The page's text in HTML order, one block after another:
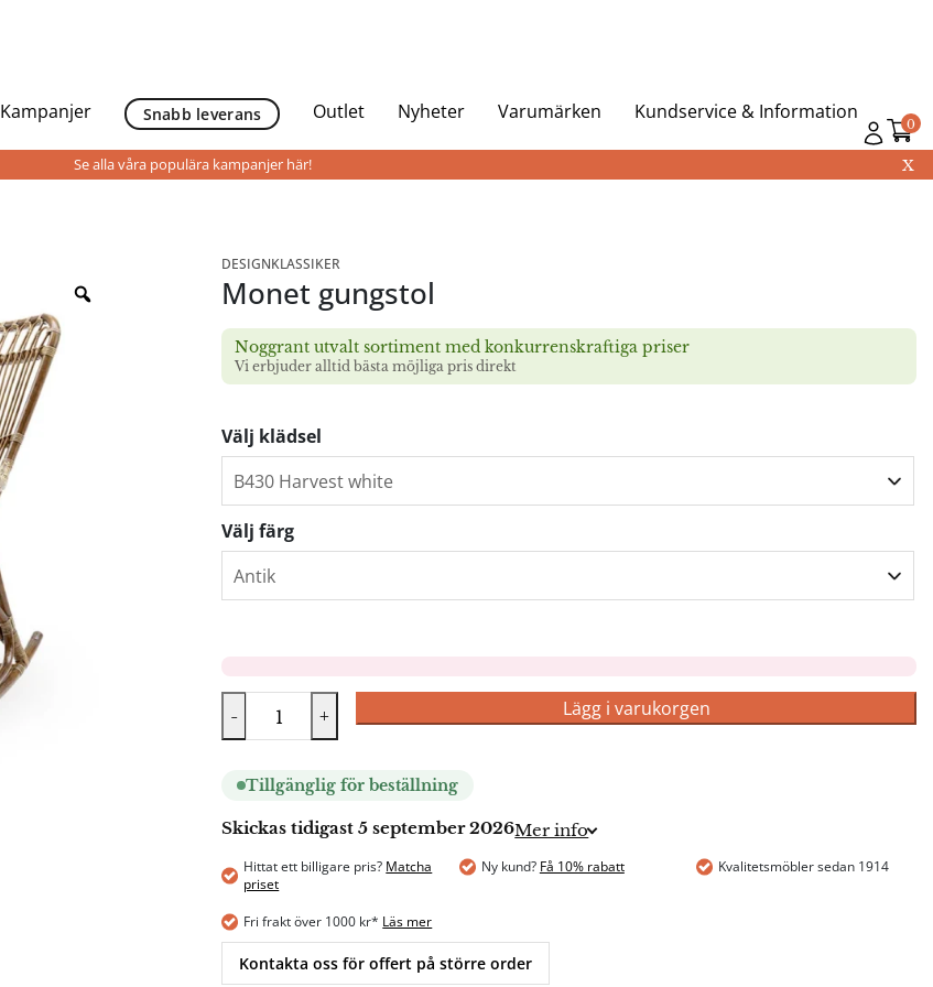
0
Kampanjer Snabb leverans Outlet Nyheter Varumärken Kundservice & Information
Se alla våra populära kampanjer här! X
DESIGNKLASSIKER
Monet gungstol
Noggrant utvalt sortiment med konkurrenskraftiga priser
Vi erbjuder alltid bästa möjliga pris direkt
Välj klädsel
Välj färg
- + Lägg i varukorgen
Tillgänglig för beställning
Skickas tidigast 5 september 2026Mer info
Hittat ett billigare pris? Matcha
priset
Ny kund? Få 10% rabatt Kvalitetsmöbler sedan 1914
Fri frakt över 1000 kr* Läs mer
Kontakta oss för offert på större order